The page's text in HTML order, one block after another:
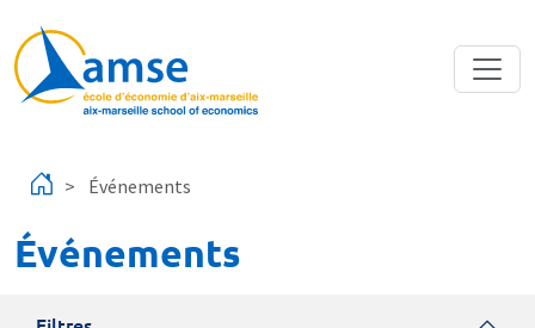
Événements
Événements